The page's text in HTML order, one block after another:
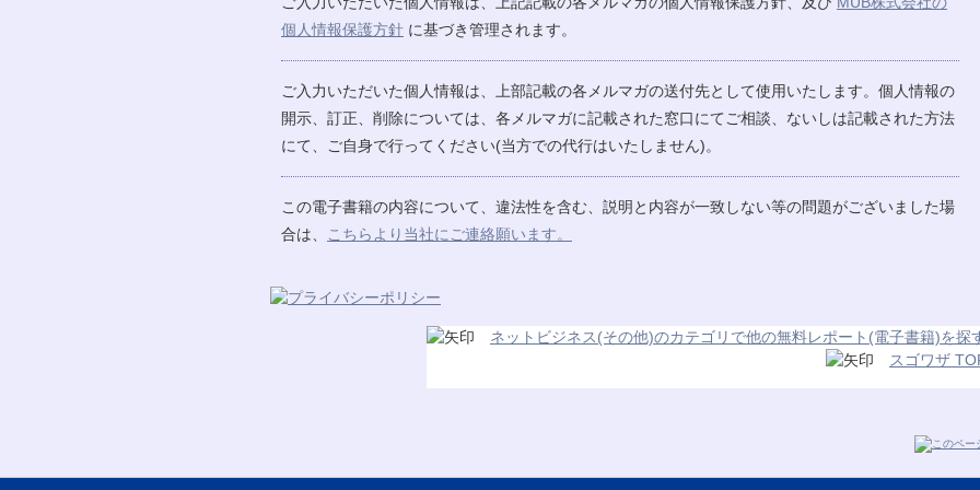
個人情報保護方針 に基づき管理されます。
ご入力いただいた個人情報は、上部記載の各メルマガの送付先として使用いたします。個人情報の
開示、訂正、削除については、各メルマガに記載された窓口にてご相談、ないしは記載された方法
にて、ご自身で行ってください(当方での代行はいたしません)。
この電子書籍の内容について、違法性を含む、説明と内容が一致しない等の問題がございました場
合は、
こちらより当社にご連絡願います。
ネットビジネス(その他)のカテゴリで他の無料レポート(電子書籍)を探
スゴワザ